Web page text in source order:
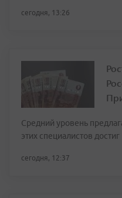
сегодня, 13:26
Средний уровень
этих специалистов
сегодня, 12:37